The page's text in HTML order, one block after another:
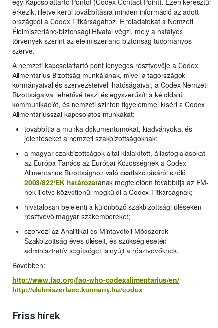
egy Kapcsolattartó Pontot (Codex Contact Point). Ezen keresztül
érkezik, illetve kerül továbbításra minden információ az adott
országból a Codex Titkárságához. E feladatokat a Nemzeti
Élelmiszerlánc-biztonsági Hivatal végzi, mely a hatályos
törvények szerint az élelmiszerlánc-biztonság tudományos
szerve.
A nemzeti kapcsolattartó pont lényeges résztvevője a Codex
Alimentarius Bizottság munkájának, mivel a tagországok
kormányaival és szervezeteivel, hatóságaival, a Codex Nemzeti
Bizottságaival lehetővé teszi és egyszerűsíti a kétoldalú
kommunikációt, és nemzeti szinten figyelemmel kíséri a Codex
Alimentáriusszal kapcsolatos munkákat:
továbbítja a munka dokumentumokat, kiadványokat és
jelentéseket a nemzeti szakbizottságoknak;
a magyar szakbizottságok által kialakított, állásfoglalásokat
az Európa Tanács az Európai Közösségnek a Codex
Alimentarius Bizottsághoz való csatlakozásáról szóló
2003/822/EK határozatának megfelelően továbbítja az FM-
nek illetve közvetlenül megküldi a Codex Titkárságnak;
hivatalosan bejelenti a különböző szakbizottsági üléseken
résztvevő magyar szakembereket;
szervezi az Analitikai és Mintavételi Módszerek
Szakbizottság éves üléseit, és szükség esetén
adminisztratív segítséget is nyújt a résztvevőknek.
Bővebben:
http://www.fao.org/fao-who-codexalimentarius/en/
http://elelmiszerlanc.kormany.hu/codex
Friss hírek